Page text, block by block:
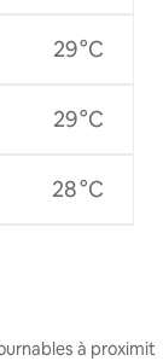
29 °C
29 °C
28 °C
à